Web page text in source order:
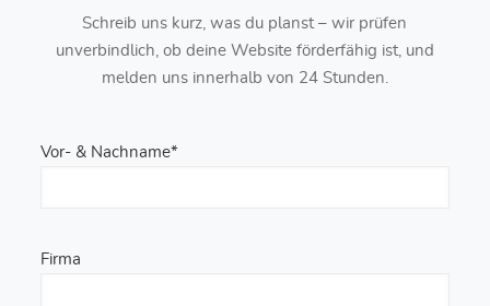
Schreib uns kurz, was du planst – wir prüfen
unverbindlich, ob deine Website förderfähig ist, und
melden uns innerhalb von 24 Stunden.
Vor- & Nachname*
Firma